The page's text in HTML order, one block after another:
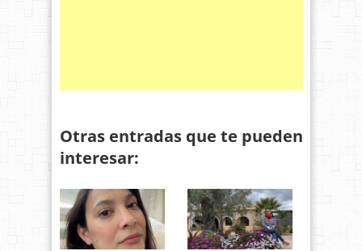
Otras entradas que te pueden
interesar: